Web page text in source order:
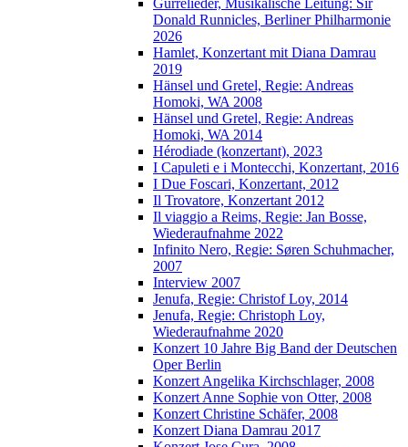
Donald Runnicles, Berliner Philharmonie
2026
Hamlet, Konzertant mit Diana Damrau
2019
Hänsel und Gretel, Regie: Andreas
Homoki, WA 2008
Hänsel und Gretel, Regie: Andreas
Homoki, WA 2014
Hérodiade (konzertant), 2023
I Capuleti e i Montecchi, Konzertant, 2016
I Due Foscari, Konzertant, 2012
Il Trovatore, Konzertant 2012
Il viaggio a Reims, Regie: Jan Bosse,
Wiederaufnahme 2022
Infinito Nero, Regie: Søren Schuhmacher,
2007
Interview 2007
Jenufa, Regie: Christof Loy, 2014
Jenufa, Regie: Christoph Loy,
Wiederaufnahme 2020
Konzert 10 Jahre Big Band der Deutschen
Oper Berlin
Konzert Angelika Kirchschlager, 2008
Konzert Anne Sophie von Otter, 2008
Konzert Christine Schäfer, 2008
Konzert Diana Damrau 2017